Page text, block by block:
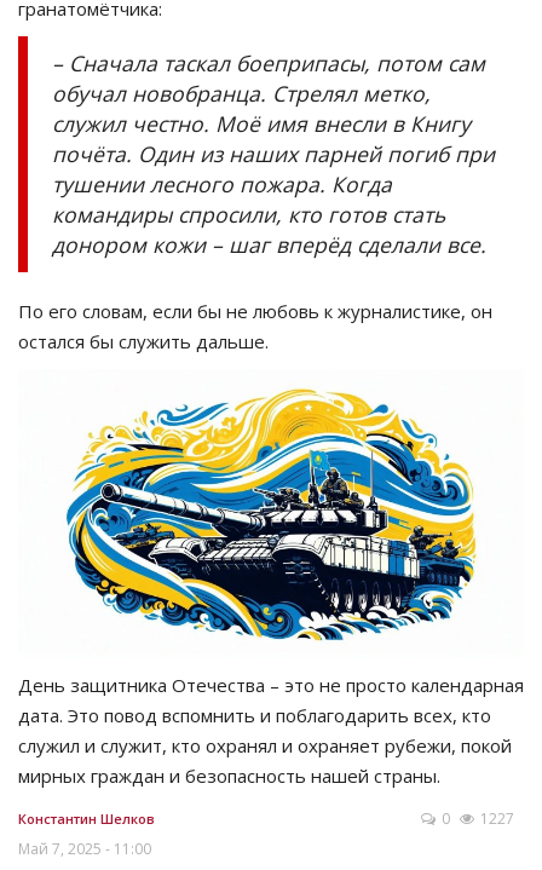
гранатомётчика:
– Сначала таскал боеприпасы, потом сам
обучал новобранца. Стрелял метко,
служил честно. Моё имя внесли в Книгу
почёта. Один из наших парней погиб при
тушении лесного пожара. Когда
командиры спросили, кто готов стать
донором кожи – шаг вперёд сделали все.
По его словам, если бы не любовь к журналистике, он
остался бы служить дальше.
День защитника Отечества – это не просто календарная
дата. Это повод вспомнить и поблагодарить всех, кто
служил и служит, кто охранял и охраняет рубежи, покой
мирных граждан и безопасность нашей страны.
Константин Шелков
Май 7, 2025 - 11:00
0 1227